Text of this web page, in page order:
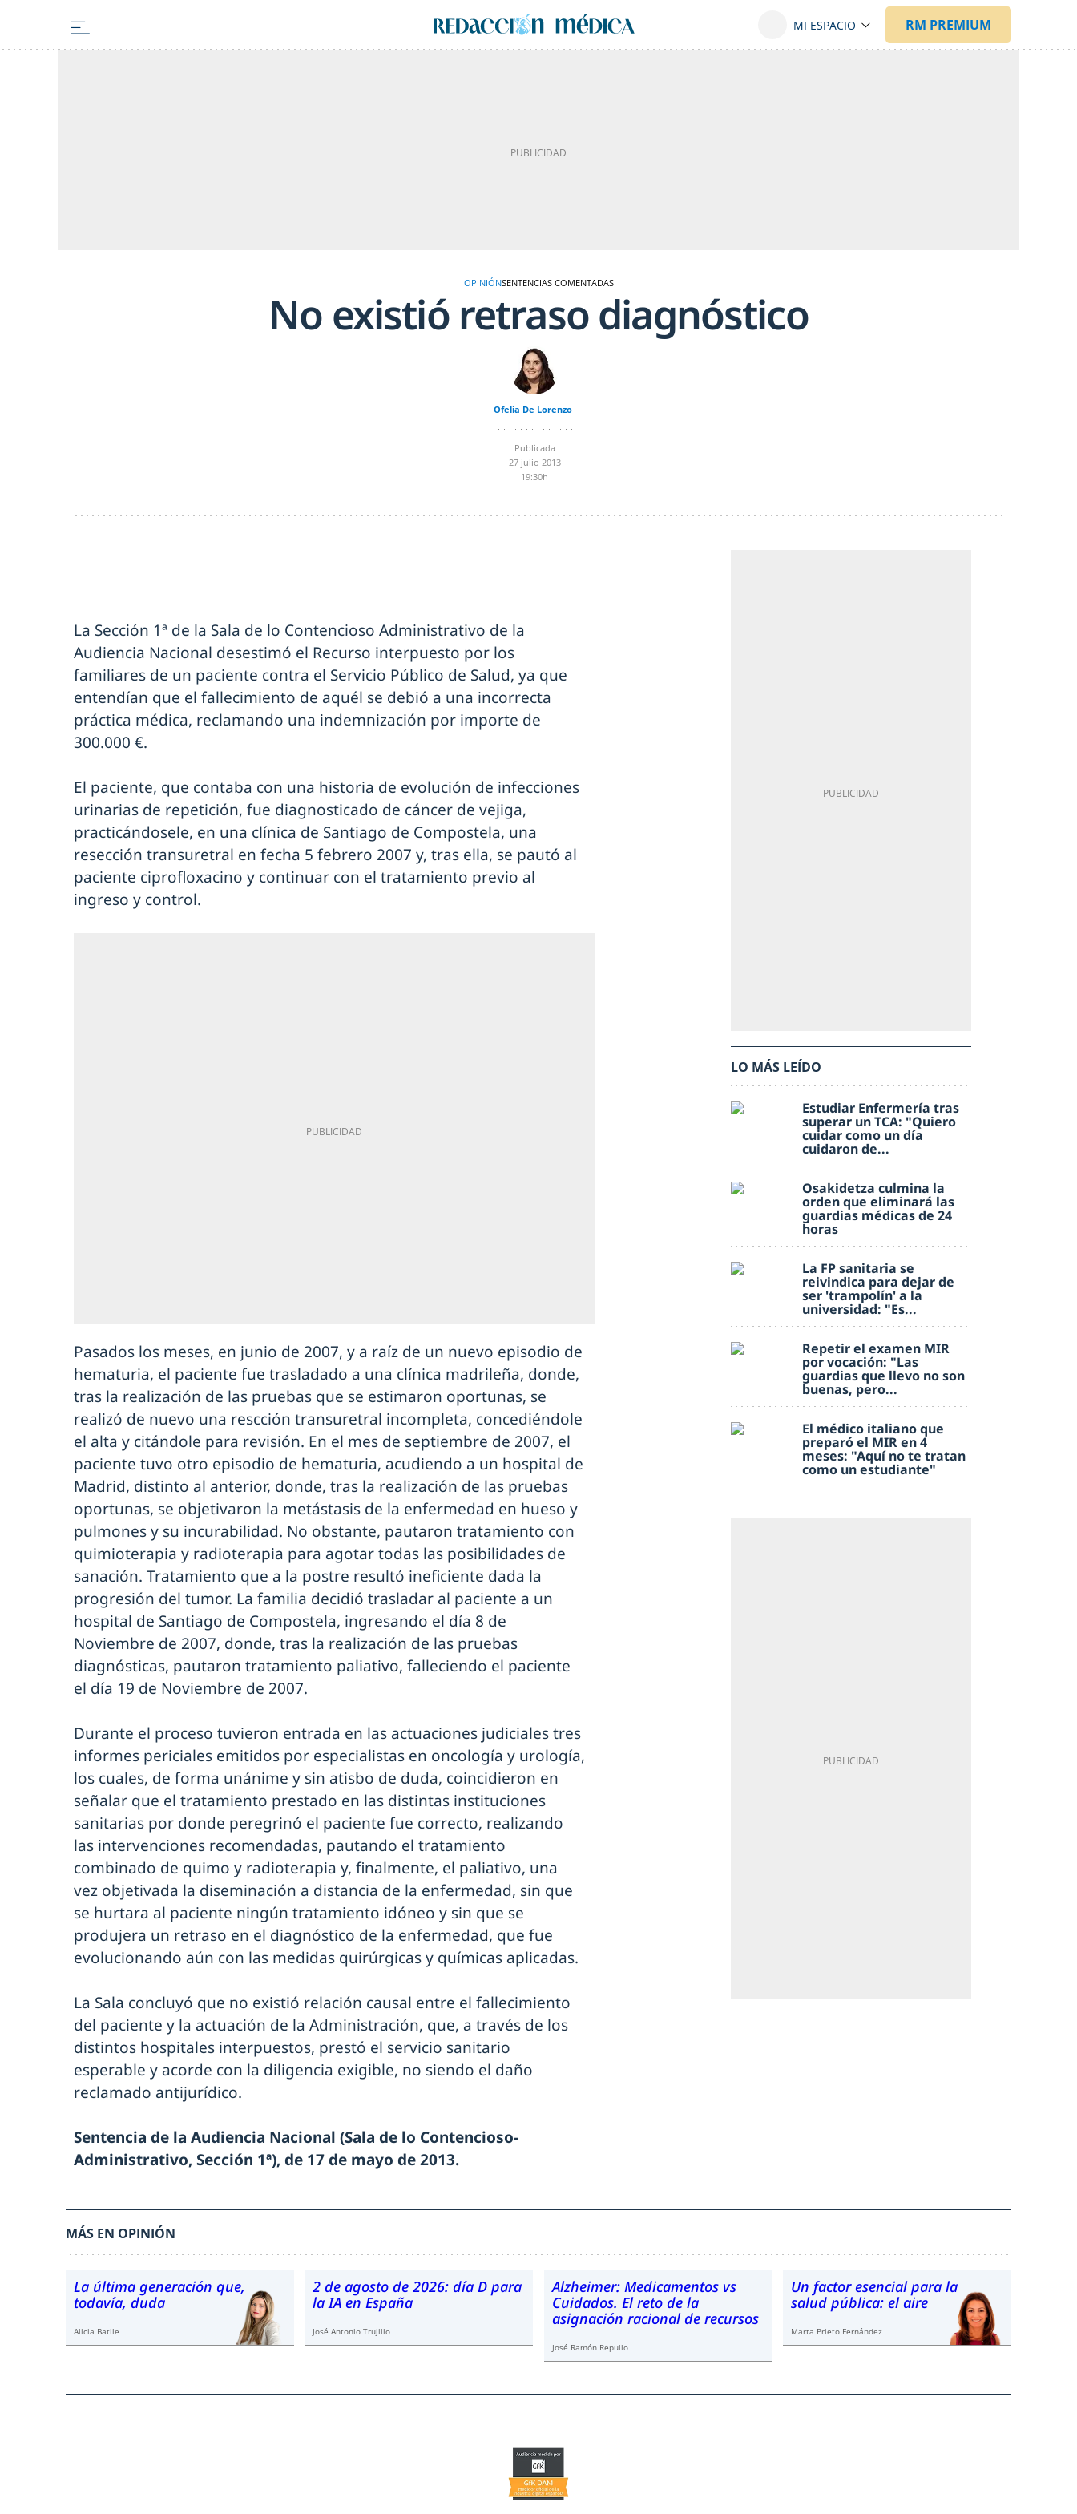
OPINIÓNSENTENCIAS COMENTADAS
No existió retraso diagnóstico
Ofelia De Lorenzo
Publicada
27 julio 2013
19:30h
La Sección 1ª de la Sala de lo Contencioso Administrativo de la
Audiencia Nacional desestimó el Recurso interpuesto por los
familiares de un paciente contra el Servicio Público de Salud, ya que
entendían que el fallecimiento de aquél se debió a una incorrecta
práctica médica, reclamando una indemnización por importe de
300.000 €.
El paciente, que contaba con una historia de evolución de infecciones
urinarias de repetición, fue diagnosticado de cáncer de vejiga,
practicándosele, en una clínica de Santiago de Compostela, una
resección transuretral en fecha 5 febrero 2007 y, tras ella, se pautó al
paciente ciprofloxacino y continuar con el tratamiento previo al
ingreso y control.
Pasados los meses, en junio de 2007, y a raíz de un nuevo episodio de
hematuria, el paciente fue trasladado a una clínica madrileña, donde,
tras la realización de las pruebas que se estimaron oportunas, se
realizó de nuevo una rescción transuretral incompleta, concediéndole
el alta y citándole para revisión. En el mes de septiembre de 2007, el
paciente tuvo otro episodio de hematuria, acudiendo a un hospital de
Madrid, distinto al anterior, donde, tras la realización de las pruebas
oportunas, se objetivaron la metástasis de la enfermedad en hueso y
pulmones y su incurabilidad. No obstante, pautaron tratamiento con
quimioterapia y radioterapia para agotar todas las posibilidades de
sanación. Tratamiento que a la postre resultó ineficiente dada la
progresión del tumor. La familia decidió trasladar al paciente a un
hospital de Santiago de Compostela, ingresando el día 8 de
Noviembre de 2007, donde, tras la realización de las pruebas
diagnósticas, pautaron tratamiento paliativo, falleciendo el paciente
el día 19 de Noviembre de 2007.
Durante el proceso tuvieron entrada en las actuaciones judiciales tres
informes periciales emitidos por especialistas en oncología y urología,
los cuales, de forma unánime y sin atisbo de duda, coincidieron en
señalar que el tratamiento prestado en las distintas instituciones
sanitarias por donde peregrinó el paciente fue correcto, realizando
las intervenciones recomendadas, pautando el tratamiento
combinado de quimo y radioterapia y, finalmente, el paliativo, una
vez objetivada la diseminación a distancia de la enfermedad, sin que
se hurtara al paciente ningún tratamiento idóneo y sin que se
produjera un retraso en el diagnóstico de la enfermedad, que fue
evolucionando aún con las medidas quirúrgicas y químicas aplicadas.
La Sala concluyó que no existió relación causal entre el fallecimiento
del paciente y la actuación de la Administración, que, a través de los
distintos hospitales interpuestos, prestó el servicio sanitario
esperable y acorde con la diligencia exigible, no siendo el daño
reclamado antijurídico.
Sentencia de la Audiencia Nacional (Sala de lo Contencioso-
Administrativo, Sección 1ª), de 17 de mayo de 2013.
LO MÁS LEÍDO
Estudiar Enfermería tras
superar un TCA: "Quiero
cuidar como un día
cuidaron de...
Osakidetza culmina la
orden que eliminará las
guardias médicas de 24
horas
La FP sanitaria se
reivindica para dejar de
ser 'trampolín' a la
universidad: "Es...
Repetir el examen MIR
por vocación: "Las
guardias que llevo no son
buenas, pero...
El médico italiano que
preparó el MIR en 4
meses: "Aquí no te tratan
como un estudiante"
MÁS EN OPINIÓN
La última generación que,
todavía, duda
Alicia Batlle
2 de agosto de 2026: día D para
la IA en España
José Antonio Trujillo
Alzheimer: Medicamentos vs
Cuidados. El reto de la
asignación racional de recursos
José Ramón Repullo
Un factor esencial para la
salud pública: el aire
Marta Prieto Fernández